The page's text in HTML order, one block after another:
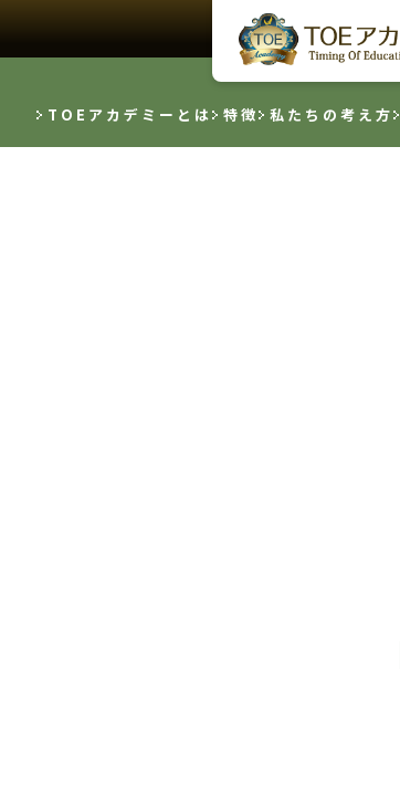
TOEアカデミーとは 特徴 私たちの考え方